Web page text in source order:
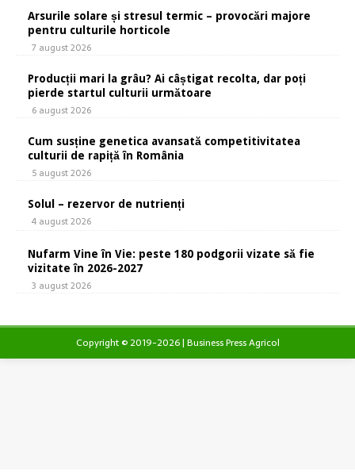
Arsurile solare și stresul termic – provocări majore
pentru culturile horticole
7 august 2026
Producții mari la grâu? Ai câștigat recolta, dar poți
pierde startul culturii următoare
6 august 2026
Cum susține genetica avansată competitivitatea
culturii de rapiță în România
5 august 2026
Solul – rezervor de nutrienți
4 august 2026
Nufarm Vine în Vie: peste 180 podgorii vizate să fie
vizitate în 2026-2027
3 august 2026
Copyright © 2019-2026 | Business Press Agricol